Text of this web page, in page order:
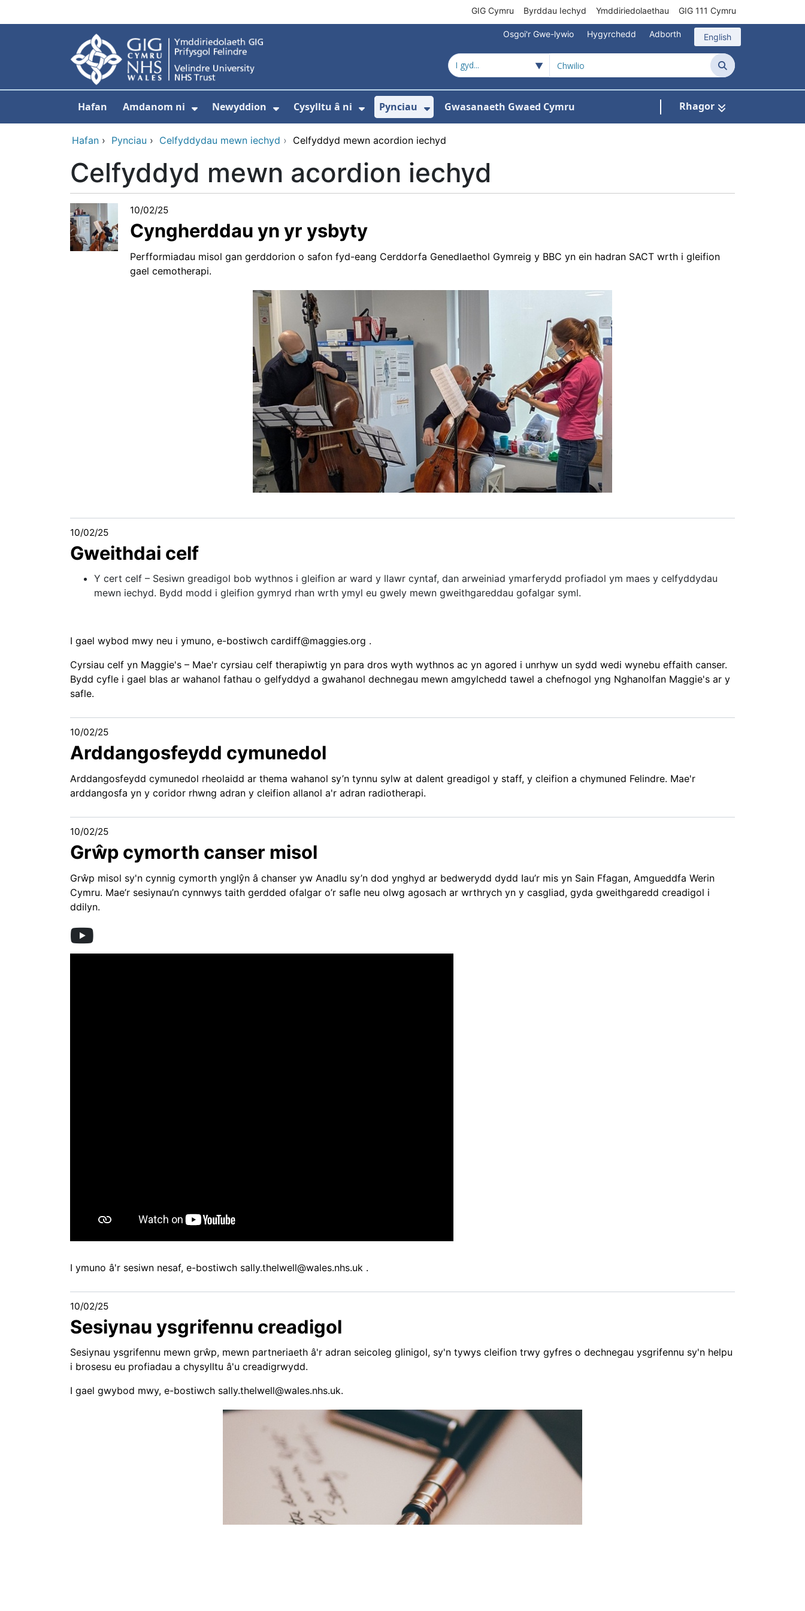
GIG Cymru Byrddau Iechyd Ymddiriedolaethau GIG 111 Cymru
Osgoi'r Gwe-lywio Hygyrchedd Adborth English
Chwilio
Hafan Amdanom ni
Dangos isddewislen ar gyfer Amdanom ni
Newyddion
Dangos isddewislen ar gyfer Newyddion
Cysylltu â ni
Dangos isddewislen ar gyfer Cysylltu â ni
Pynciau
Dangos isddewislen ar gyfer Pynciau
Gwasanaeth Gwaed Cymru Rhagor
Hafan › Pynciau › Celfyddydau mewn iechyd › Celfyddyd mewn acordion iechyd
Celfyddyd mewn acordion iechyd
10/02/25
Cyngherddau yn yr ysbyty
Perfformiadau misol gan gerddorion o safon fyd-eang Cerddorfa Genedlaethol Gymreig y BBC yn ein hadran SACT wrth i gleifion
gael cemotherapi.
10/02/25
Gweithdai celf
Y cert celf – Sesiwn greadigol bob wythnos i gleifion ar ward y llawr cyntaf, dan arweiniad ymarferydd profiadol ym maes y celfyddydau
mewn iechyd. Bydd modd i gleifion gymryd rhan wrth ymyl eu gwely mewn gweithgareddau gofalgar syml.
I gael wybod mwy neu i ymuno, e-bostiwch cardiff@maggies.org .
Cyrsiau celf yn Maggie's – Mae'r cyrsiau celf therapiwtig yn para dros wyth wythnos ac yn agored i unrhyw un sydd wedi wynebu effaith canser.
Bydd cyfle i gael blas ar wahanol fathau o gelfyddyd a gwahanol dechnegau mewn amgylchedd tawel a chefnogol yng Nghanolfan Maggie's ar y
safle.
10/02/25
Arddangosfeydd cymunedol
Arddangosfeydd cymunedol rheolaidd ar thema wahanol sy’n tynnu sylw at dalent greadigol y staff, y cleifion a chymuned Felindre. Mae'r
arddangosfa yn y coridor rhwng adran y cleifion allanol a'r adran radiotherapi.
10/02/25
Grŵp cymorth canser misol
Grŵp misol sy'n cynnig cymorth ynglŷn â chanser yw Anadlu sy’n dod ynghyd ar bedwerydd dydd Iau’r mis yn Sain Ffagan, Amgueddfa Werin
Cymru. Mae’r sesiynau’n cynnwys taith gerdded ofalgar o’r safle neu olwg agosach ar wrthrych yn y casgliad, gyda gweithgaredd creadigol i
ddilyn.
I ymuno â'r sesiwn nesaf, e-bostiwch sally.thelwell@wales.nhs.uk .
10/02/25
Sesiynau ysgrifennu creadigol
Sesiynau ysgrifennu mewn grŵp, mewn partneriaeth â'r adran seicoleg glinigol, sy'n tywys cleifion trwy gyfres o dechnegau ysgrifennu sy'n helpu
i brosesu eu profiadau a chysylltu â'u creadigrwydd.
I gael gwybod mwy, e-bostiwch sally.thelwell@wales.nhs.uk.